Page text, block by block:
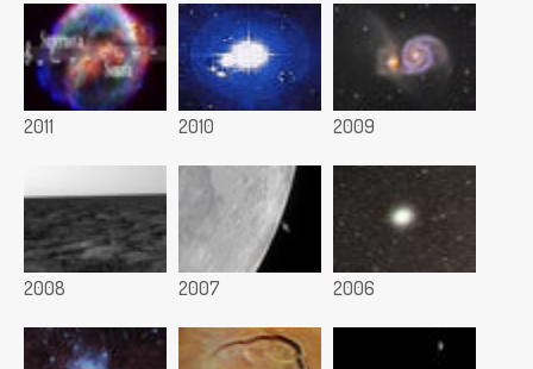
2011 2010 2009
2008 2007 2006